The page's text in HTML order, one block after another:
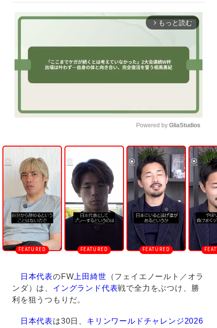
arrow_forward_ios もっと読む
U
n
m
u
t
e
Powered by GliaStudios
日本代表のFW上田綺世 （フェイエノールト／オラ
ンダ）は、 イングランド代表戦で全力をぶつけ、勝
利を狙うつもりだ。
日本代表は30日、 キリンワールドチャレンジ2026